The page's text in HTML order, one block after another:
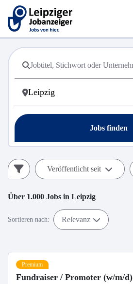
Jobs finden
Veröffentlicht seit
Über 1.000 Jobs in Leipzig
Sortieren nach: Relevanz
Premium
Fundraiser / Promoter (w/m/d)